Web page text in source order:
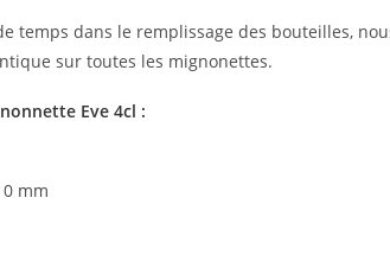
temps dans le remplissage des bouteilles,
sur toutes les mignonettes.
Eve 4cl :
mm